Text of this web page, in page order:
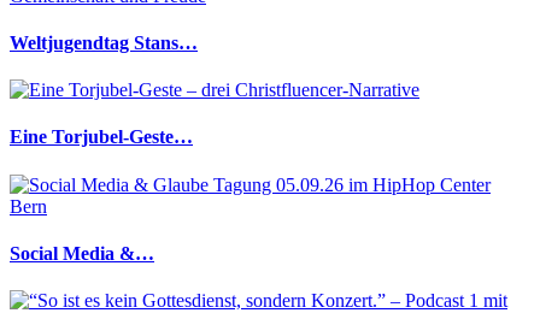
Weltjugendtag Stans…
Eine Torjubel-Geste…
Social Media &…